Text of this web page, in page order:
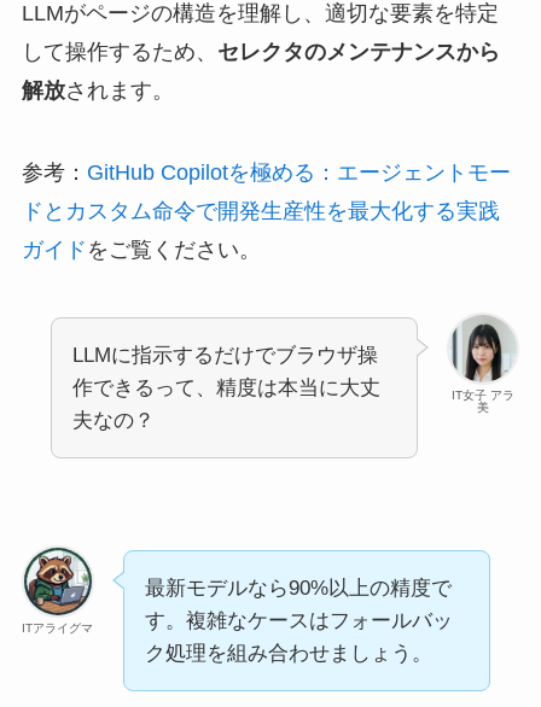
LLMがページの構造を理解し、適切な要素を特定
して操作するため、 セレクタのメンテナンスから
解放されます。
参考： GitHub Copilotを極める：エージェントモー
ドとカスタム命令で開発生産性を最大化する実践
ガイド をご覧ください。
IT女子 アラ
美
LLMに指示するだけでブラウザ操
作できるって、精度は本当に大丈
夫なの？
ITアライグマ
最新モデルなら90%以上の精度で
す。複雑なケースはフォールバッ
ク処理を組み合わせましょう。